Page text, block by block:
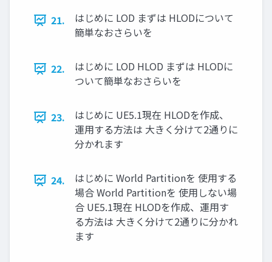
21.
はじめに LOD まずは HLODについて
簡単なおさらいを
22.
はじめに LOD HLOD まずは HLODに
ついて簡単なおさらいを
23.
はじめに UE5.1現在 HLODを作成、
運用する方法は 大きく分けて2通りに
分かれます
24.
はじめに World Partitionを 使用する
場合 World Partitionを 使用しない場
合 UE5.1現在 HLODを作成、運用す
る方法は 大きく分けて2通りに分かれ
ます